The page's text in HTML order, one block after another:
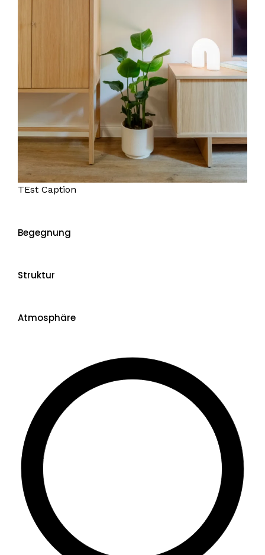
TEst Caption
Begegnung
Struktur
Atmosphäre